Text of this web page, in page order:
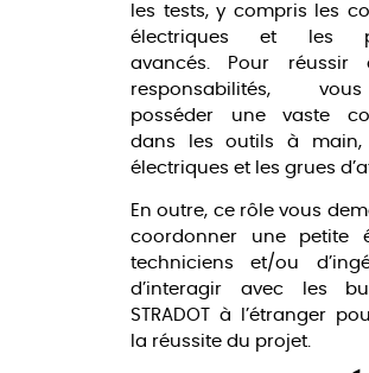
les tests, y compris les
électriques et les
avancés. Pour réussir
responsabilités,
posséder une vaste
dans les outils à main,
électriques et les grues
En outre, ce rôle vous
coordonner une petite
techniciens et/ou
d’interagir avec les
STRADOT à l’étranger
la réussite du projet.